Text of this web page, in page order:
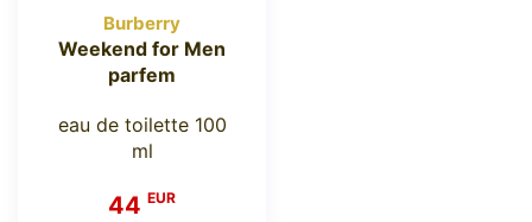
Burberry
Weekend for Men
parfem
eau de toilette 100
ml
44 EUR